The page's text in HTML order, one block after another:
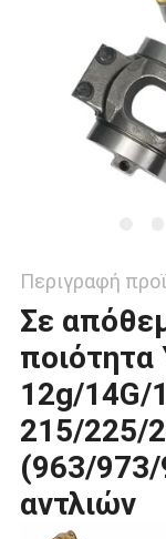
Περιγραφή
Σε
ποιότητα
12g/14G/
215/225/
(963/973/
αντλιών